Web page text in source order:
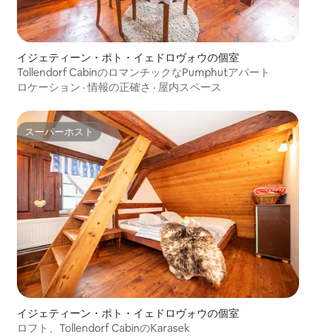
イジェティーン・ポト・イェドロヴォウの個室
Tollendorf CabinのロマンチックなPumphutアパート
ロケーション ·情報の正確さ · 屋内スペース
スーパーホスト
スーパーホスト
イジェティーン・ポト・イェドロヴォウの個室
ロフト、Tollendorf CabinのKarasek